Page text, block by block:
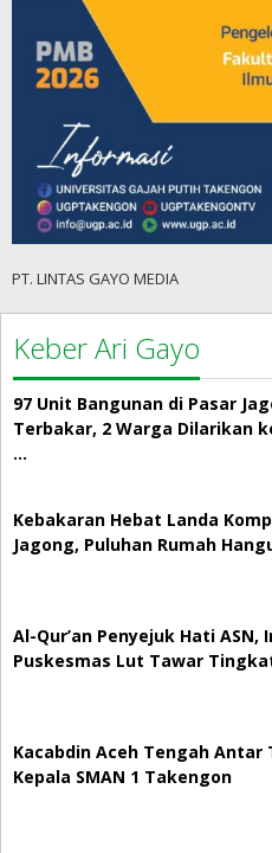
PT. LINTAS GAYO MEDIA
Keber Ari Gayo
97 Unit Bangunan di Pasar
Terbakar, 2 Warga Dilarikan
…
Kebakaran Hebat Landa
Jagong, Puluhan Rumah
Al-Qur’an Penyejuk Hati ASN,
Puskesmas Lut Tawar
Kacabdin Aceh Tengah Antar
Kepala SMAN 1 Takengon